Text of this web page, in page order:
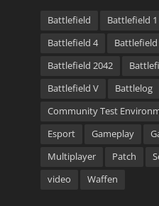
Battlefield Battlefield 1
Battlefield 4
Battlefield
Battlefield 2042
Battlefield V
Battlelog
Community Test
Esport
Gameplay
Multiplayer
Patch
video
Waffen